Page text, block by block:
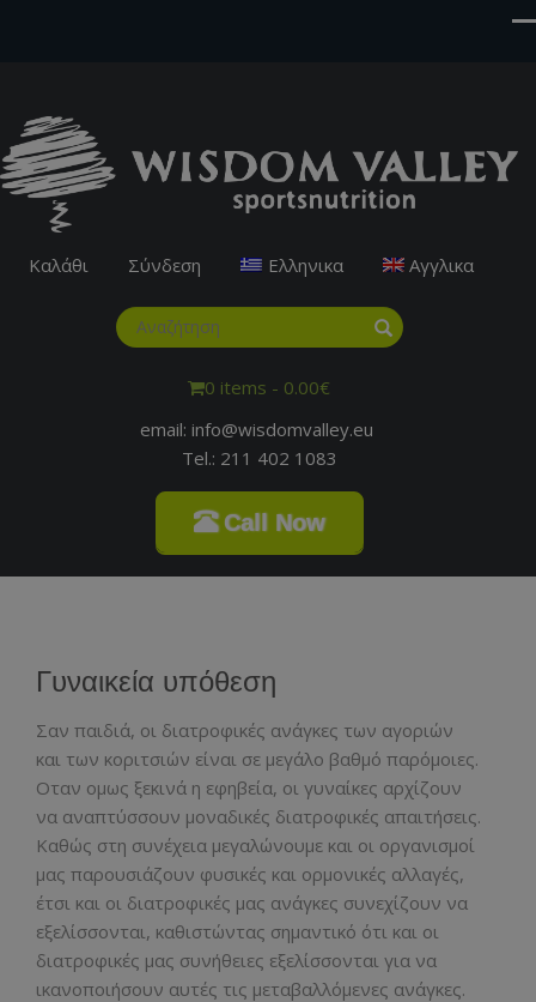
Καλάθι Σύνδεση Ελληνικα Αγγλικα
0 items - 0.00€
email: info@wisdomvalley.eu
Tel.: 211 402 1083
Call Now
Γυναικεία υπόθεση
Σαν παιδιά, οι διατροφικές ανάγκες των αγοριών
και των κοριτσιών είναι σε μεγάλο βαθμό παρόμοιες.
Οταν ομως ξεκινά η εφηβεία, οι γυναίκες αρχίζουν
να αναπτύσσουν μοναδικές διατροφικές απαιτήσεις.
Καθώς στη συνέχεια μεγαλώνουμε και οι οργανισμοί
μας παρουσιάζουν φυσικές και ορμονικές αλλαγές,
έτσι και οι διατροφικές μας ανάγκες συνεχίζουν να
εξελίσσονται, καθιστώντας σημαντικό ότι και οι
διατροφικές μας συνήθειες εξελίσσονται για να
ικανοποιήσουν αυτές τις μεταβαλλόμενες ανάγκες.